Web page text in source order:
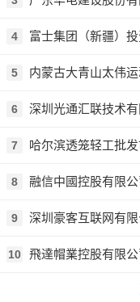
4 富士集团（新疆）
5 内蒙古大青山太伟
6 深圳光通汇联技术
7 哈尔滨透笼轻工批
8 融信中國控股有限公
9 深圳豪客互联网有限
10 飛達帽業控股有限公